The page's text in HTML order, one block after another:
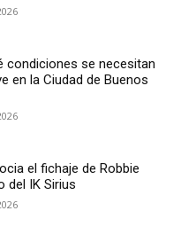
condiciones se necesitan
en la Ciudad de Buenos
el fichaje de Robbie
del IK Sirius